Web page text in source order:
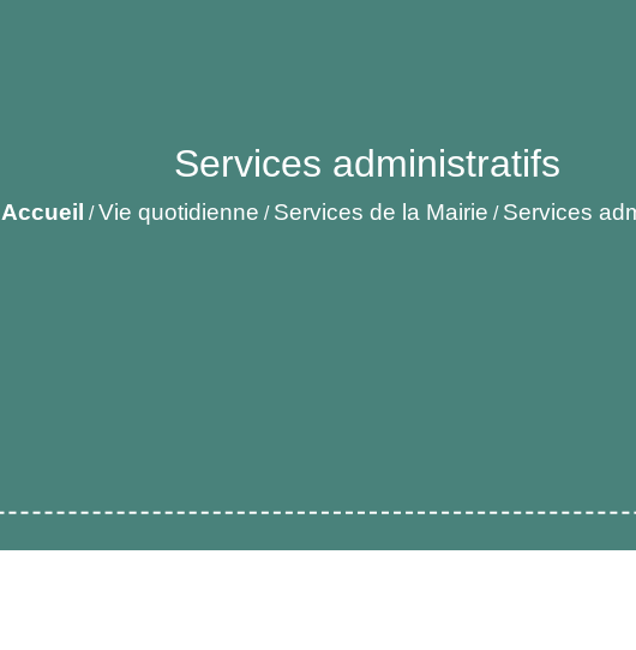
Services administratifs
Accueil /Vie quotidienne / Services de la Mairie / Services